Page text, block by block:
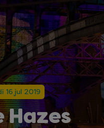
16 jul 2019
Hazes